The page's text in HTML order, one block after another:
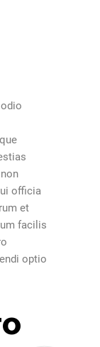
officia
et
facilis
optio